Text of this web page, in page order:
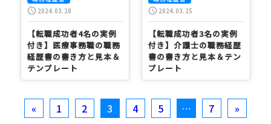
schedule 2024.03.28
【転職成功者4名の実例
付き】医療事務職の職務
経歴書の書き方と見本＆
テンプレート
schedule 2024.03.15
【転職成功者3名の実例
付き】介護士の職務経歴
書の書き方と見本＆テン
プレート
投
« 1 2 3 4 5 … 7 »